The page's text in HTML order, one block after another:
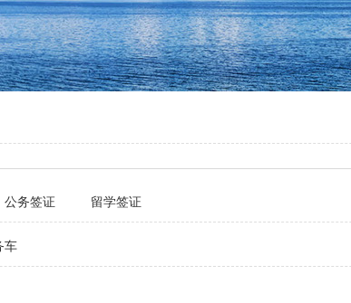
公务签证 留学签证
车